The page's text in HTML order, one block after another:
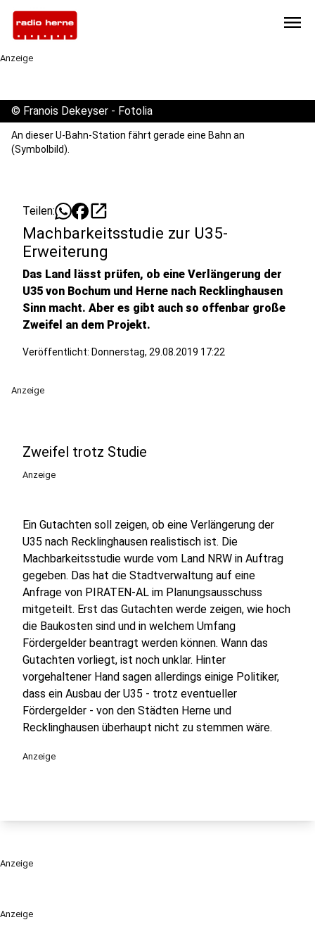
menu
Anzeige
Anzeige
© Franois Dekeyser - Fotolia
An dieser U-Bahn-Station fährt gerade eine Bahn an
(Symbolbild).
Teilen: open_in_new
Machbarkeitsstudie zur U35-
Erweiterung
Das Land lässt prüfen, ob eine Verlängerung der
U35 von Bochum und Herne nach Recklinghausen
Sinn macht. Aber es gibt auch so offenbar große
Zweifel an dem Projekt.
Veröffentlicht: Donnerstag, 29.08.2019 17:22
Anzeige
Zweifel trotz Studie
Anzeige
Ein Gutachten soll zeigen, ob eine Verlängerung der
U35 nach Recklinghausen realistisch ist. Die
Machbarkeitsstudie wurde vom Land NRW in Auftrag
gegeben. Das hat die Stadtverwaltung auf eine
Anfrage von PIRATEN-AL im Planungsausschuss
mitgeteilt. Erst das Gutachten werde zeigen, wie hoch
die Baukosten sind und in welchem Umfang
Fördergelder beantragt werden können. Wann das
Gutachten vorliegt, ist noch unklar. Hinter
vorgehaltener Hand sagen allerdings einige Politiker,
dass ein Ausbau der U35 - trotz eventueller
Fördergelder - von den Städten Herne und
Recklinghausen überhaupt nicht zu stemmen wäre.
Anzeige
Anzeige